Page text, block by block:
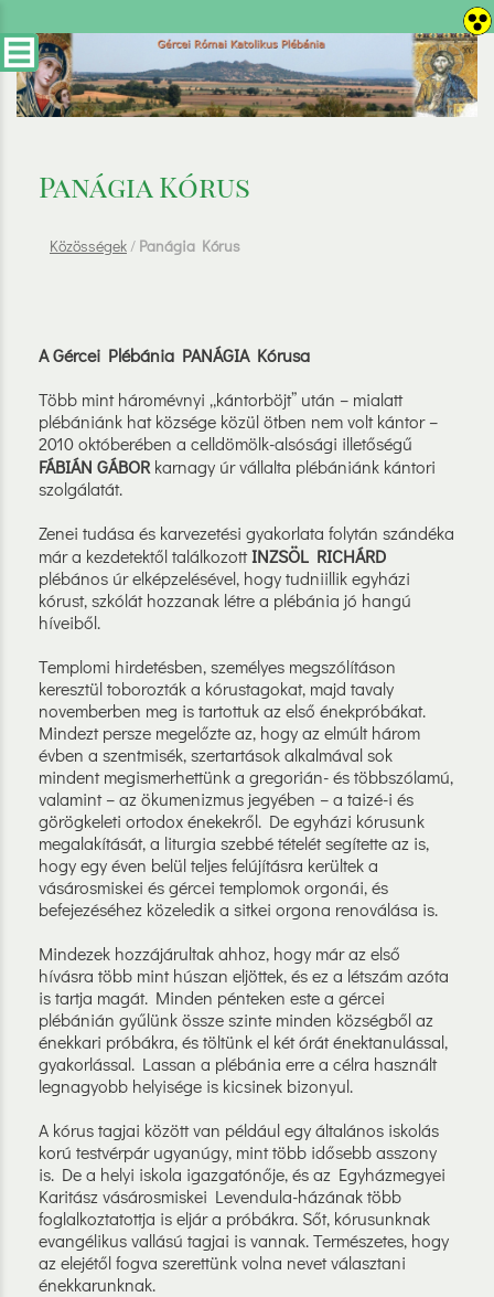
Panágia Kórus
Közösségek / Panágia Kórus
A Gércei Plébánia PANÁGIA Kórusa
Több mint háromévnyi „kántorböjt” után – mialatt
plébániánk hat községe közül ötben nem volt kántor –
2010 októberében a celldömölk-alsósági illetőségű
FÁBIÁN GÁBOR karnagy úr vállalta plébániánk kántori
szolgálatát.
Zenei tudása és karvezetési gyakorlata folytán szándéka
már a kezdetektől találkozottINZSÖL RICHÁRD
plébános úr elképzelésével, hogy tudniillik egyházi
kórust, szkólát hozzanak létre a plébánia jó hangú
híveiből.
Templomi hirdetésben, személyes megszólításon
keresztül toborozták a kórustagokat, majd tavaly
novemberben meg is tartottuk az első énekpróbákat.
Mindezt persze megelőzte az, hogy az elmúlt három
évben a szentmisék, szertartások alkalmával sok
mindent megismerhettünk a gregorián- és többszólamú,
valamint – az ökumenizmus jegyében – a taizé-i és
görögkeleti ortodox énekekről. De egyházi kórusunk
megalakítását, a liturgia szebbé tételét segítette az is,
hogy egy éven belül teljes felújításra kerültek a
vásárosmiskei és gércei templomok orgonái, és
befejezéséhez közeledik a sitkei orgona renoválása is.
Mindezek hozzájárultak ahhoz, hogy már az első
hívásra több mint húszan eljöttek, és ez a létszám azóta
is tartja magát. Minden pénteken este a gércei
plébánián gyűlünk össze szinte minden községből az
énekkari próbákra, és töltünk el két órát énektanulással,
gyakorlással. Lassan a plébánia erre a célra használt
legnagyobb helyisége is kicsinek bizonyul.
A kórus tagjai között van például egy általános iskolás
korú testvérpár ugyanúgy, mint több idősebb asszony
is. De a helyi iskola igazgatónője, és az Egyházmegyei
Karitász vásárosmiskei Levendula-házának több
foglalkoztatottja is eljár a próbákra. Sőt, kórusunknak
evangélikus vallású tagjai is vannak. Természetes, hogy
az elejétől fogva szerettünk volna nevet választani
énekkarunknak.